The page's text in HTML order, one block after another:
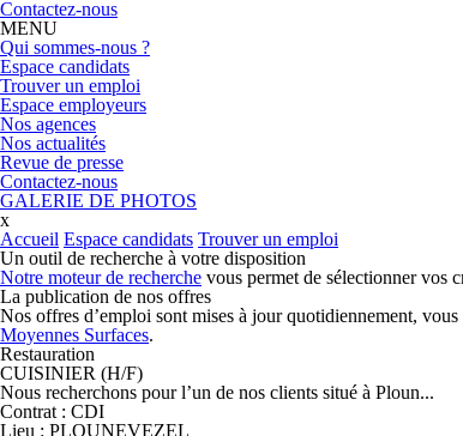
Contactez-nous
MENU
Qui sommes-nous ?
Espace candidats
Trouver un emploi
Espace employeurs
Nos agences
Nos actualités
Revue de presse
Contactez-nous
GALERIE DE PHOTOS
x
Accueil Espace candidats Trouver un emploi
Un outil de recherche à votre disposition
Notre moteur de recherche vous permet de sélectionner vos
La publication de nos offres
Nos offres d’emploi sont mises à jour quotidiennement,
Moyennes Surfaces.
Restauration
CUISINIER (H/F)
Nous recherchons pour l’un de nos clients situé à Ploun...
Contrat : CDI
Lieu : PLOUNEVEZEL